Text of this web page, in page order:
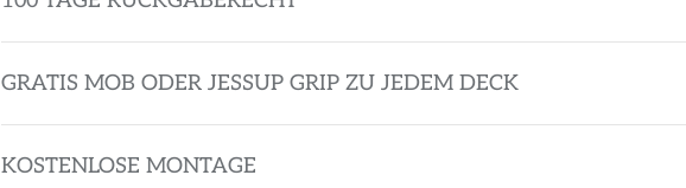
GRATIS MOB ODER JESSUP GRIP ZU JEDEM DECK
KOSTENLOSE MONTAGE